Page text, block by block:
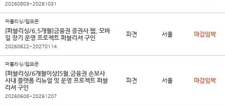
20260803~20261031
퍼블리싱/웹표준
[퍼블리싱/6.5개월]금융권 증권사 웹, 모바
일 장기 운영 프로젝트 퍼블리셔 구인
20260622~20270114
파견 서울 마감임박
퍼블리싱/웹표준
[퍼블리싱/6개월이상]5월,금융권 손보사
사내 플랫폼 리뉴얼 및 운영 프로젝트 퍼블
리셔 구인
20260608~20261207
파견 서울 마감임박